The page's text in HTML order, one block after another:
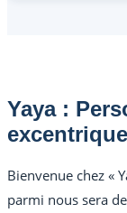
Yaya :
excentrique
Bienvenue chez «
parmi nous sera